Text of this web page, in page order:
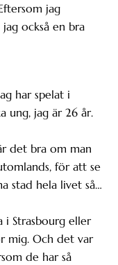
jag
också en bra
har spelat i
ung, jag är 26 år.
det bra om man
för att se
stad hela livet så…
i Strasbourg eller
mig. Och det var
de har så